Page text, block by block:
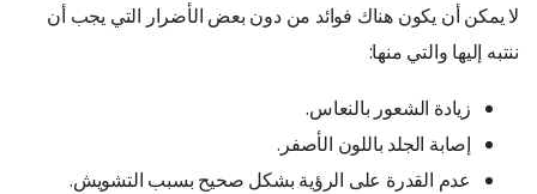
لا يمكن أن يكون هناك فوائد من دون بعض الأضرار التي يجب أن
ننتبه إليها والتي منها:
زيادة الشعور بالنعاس.
إصابة الجلد باللون الأصفر.
عدم القدرة على الرؤية بشكل صحيح بسبب التشويش.